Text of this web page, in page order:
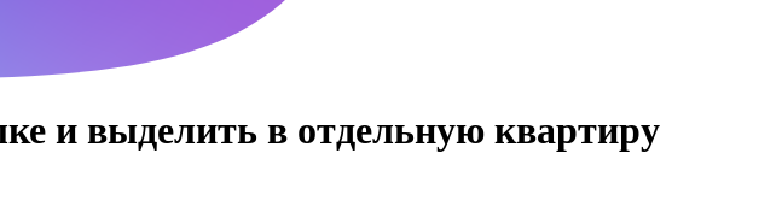
и выделить в отдельную квартиру